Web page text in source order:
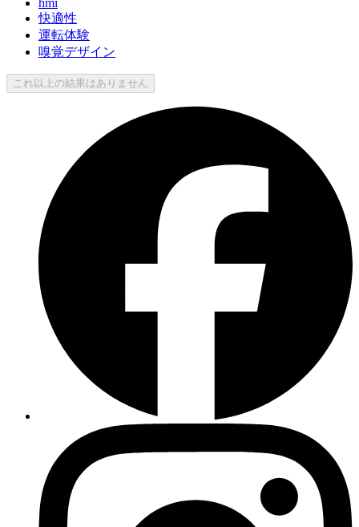
快適性
運転体験
嗅覚デザイン
これ以上の結果はありません